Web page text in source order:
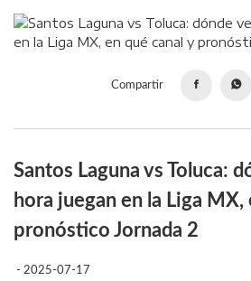
Compartir
Santos Laguna vs Toluca:
hora juegan en la Liga MX,
pronóstico Jornada 2
- 2025-07-17